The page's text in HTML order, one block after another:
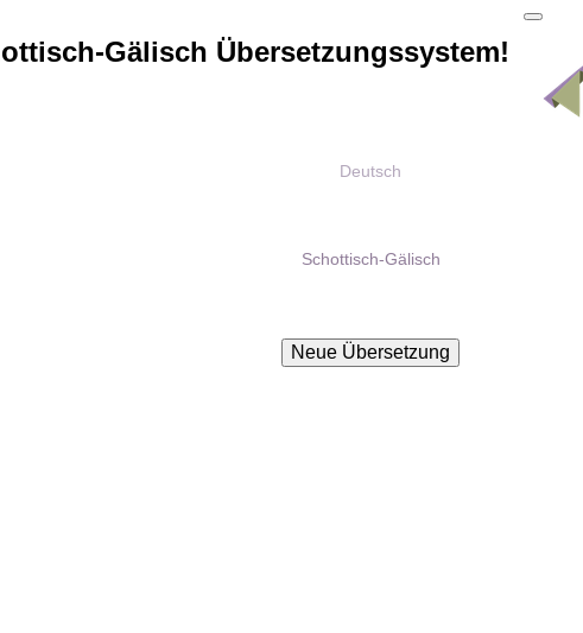
Gälisch Übersetzungssystem!
Deutsch
Schottisch-Gälisch